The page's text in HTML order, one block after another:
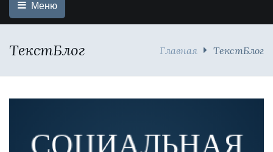
Меню
ТекстБлог Главная ТекстБлог